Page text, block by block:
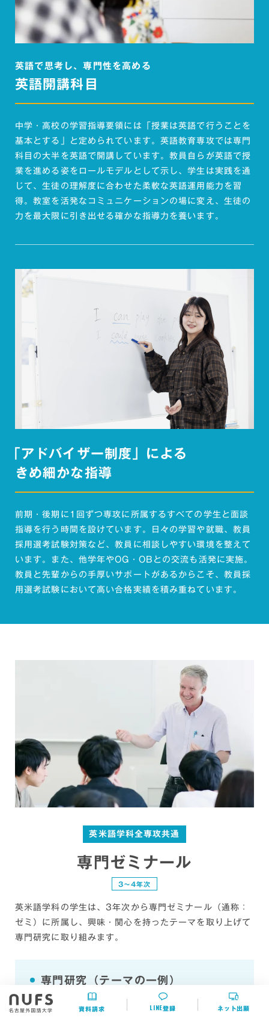
英語で思考し、専門性を高める
英語開講科目
中学・高校の学習指導要領には「授業は英語で行うことを
基本とする」と定められています。英語教育専攻では専門
科目の大半を英語で開講しています。教員自らが英語で授
業を進める姿をロールモデルとして示し、学生は実践を通
じて、生徒の理解度に合わせた柔軟な英語運用能力を習
得。教室を活発なコミュニケーションの場に変え、生徒の
力を最大限に引き出せる確かな指導力を養います。
「アドバイザー制度」による
きめ細かな指導
前期・後期に1回ずつ専攻に所属するすべての学生と面談
指導を行う時間を設けています。日々の学習や就職、教員
採用選考試験対策など、教員に相談しやすい環境を整えて
います。また、他学年やOG・OBとの交流も活発に実施。
教員と先輩からの手厚いサポートがあるからこそ、教員採
用選考試験において高い合格実績を積み重ねています。
英米語学科全専攻共通
専門ゼミナール
3〜4年次
英米語学科の学生は、3年次から専門ゼミナール（通称：
ゼミ）に所属し、興味・関心を持ったテーマを取り上げて
専門研究に取り組みます。
専門研究（テーマの一例）
英語教育学・英語授業学
第二言語習得理論にもとづいた効果的な英語学習法・指
資料請求 LINE登録 ネット出願